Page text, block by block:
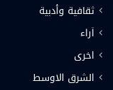
ثقافية وأدبية
اَراء
اخرى
الشرق الاوسط